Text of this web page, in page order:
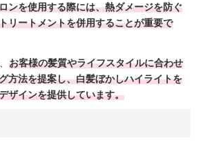
ンを使用する際には、熱ダメージを防ぐ
リートメントを併用することが重要で
お客様の髪質やライフスタイルに合わせ
方法を提案し、白髪ぼかしハイライトを
ザインを提供しています。